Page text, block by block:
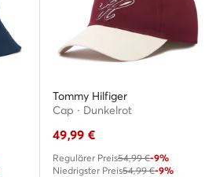
Tommy Hilfiger
Cap · Dunkelrot
49,99 €
Regulärer Preis54,99 €-9%
Niedrigster Preis54,99 €-9%